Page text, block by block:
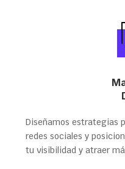
Diseñamos estrategias
redes sociales y
tu visibilidad y atraer